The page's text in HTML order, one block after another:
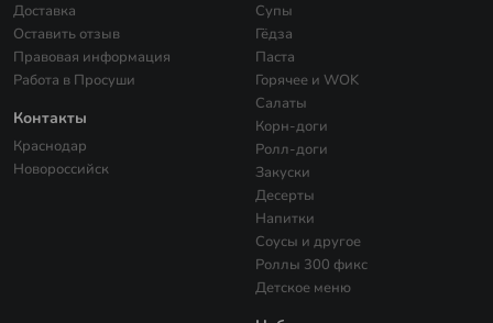
Доставка
Оставить отзыв
Правовая информация
Работа в Просуши
Контакты
Краснодар
Новороссийск
Супы
Гёдза
Паста
Горячее и WOK
Салаты
Корн-доги
Ролл-доги
Закуски
Десерты
Напитки
Соусы и другое
Роллы 300 фикс
Детское меню